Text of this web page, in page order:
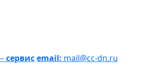
сервисemail: mail@cc-dn.ru